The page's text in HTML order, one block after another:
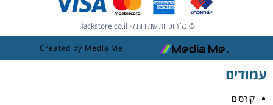
© כל הזכויות שמורות ל- Hackstore.co.il
Created by Media Me
עמודים
קורסים